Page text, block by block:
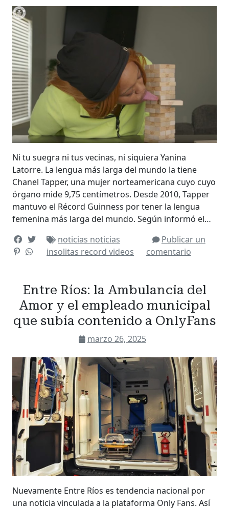
Ni tu suegra ni tus vecinas, ni siquiera Yanina
Latorre. La lengua más larga del mundo la tiene
Chanel Tapper, una mujer norteamericana cuyo cuyo
órgano mide 9,75 centímetros. Desde 2010, Tapper
mantuvo el Récord Guinness por tener la lengua
femenina más larga del mundo. Según informó el…
noticias noticias
insolitas recordvideos
Publicar un
comentario
Entre Ríos: la Ambulancia del
Amor y el empleado municipal
que subía contenido a OnlyFans
marzo 26, 2025
Nuevamente Entre Ríos es tendencia nacional por
una noticia vinculada a la plataforma Only Fans. Así